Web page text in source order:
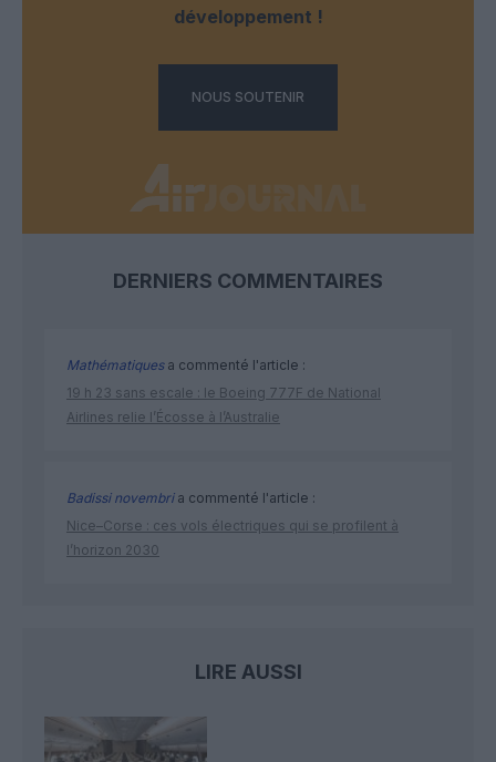
développement !
NOUS SOUTENIR
DERNIERS COMMENTAIRES
Mathématiquesa commenté l'article :
19 h 23 sans escale : le Boeing 777F de National
Airlines relie l’Écosse à l’Australie
Badissi novembria commenté l'article :
Nice–Corse : ces vols électriques qui se profilent à
l’horizon 2030
LIRE AUSSI